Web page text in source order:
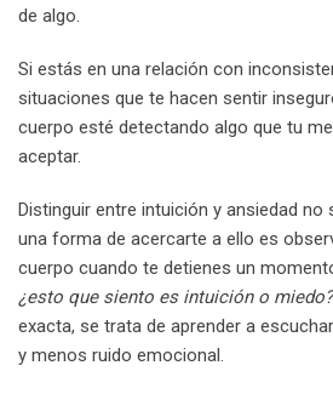
de algo.
Si estás en una relación con
situaciones que te hacen sentir
cuerpo esté detectando algo que tu
aceptar.
Distinguir entre intuición y ansiedad no
una forma de acercarte a ello es
cuerpo cuando te detienes un
¿esto que siento es intuición o miedo?
exacta, se trata de aprender a
y menos ruido emocional.